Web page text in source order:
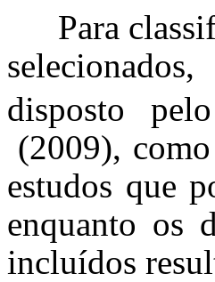
Para
disposto
(2009),
estudos que
enquanto os
incluídos